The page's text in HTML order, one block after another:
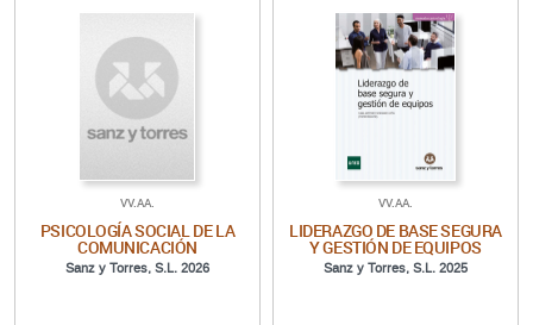
VV.AA.
PSICOLOGÍA SOCIAL DE LA
COMUNICACIÓN
Sanz y Torres, S.L. 2026
VV.AA.
LIDERAZGO DE BASE SEGURA
Y GESTIÓN DE EQUIPOS
Sanz y Torres, S.L. 2025